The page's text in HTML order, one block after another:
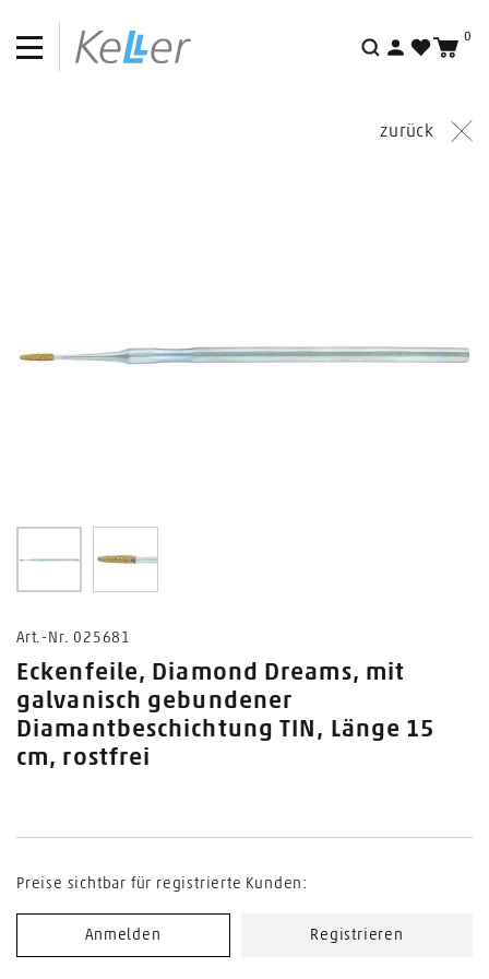
Suche
0
zurück
Art.-Nr. 025681
Eckenfeile, Diamond Dreams, mit
galvanisch gebundener
Diamantbeschichtung TIN, Länge 15
cm, rostfrei
Preise sichtbar für registrierte Kunden:
Anmelden Registrieren